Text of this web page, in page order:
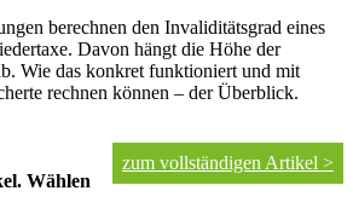
berechnen den Invaliditätsgrad eines
Davon hängt die Höhe der
Wie das konkret funktioniert und mit
rechnen können – der Überblick.
zum vollständigen Artikel >
Wählen